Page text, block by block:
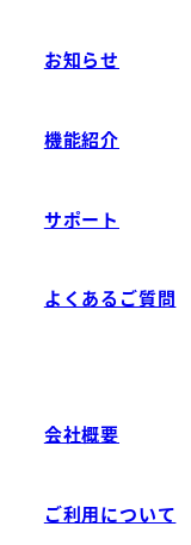
お知らせ
機能紹介
サポート
よくあるご質問
会社概要
ご利用について